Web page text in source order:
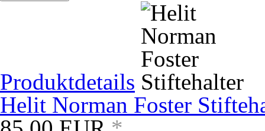
Produktdetails
Helit Norman Foster